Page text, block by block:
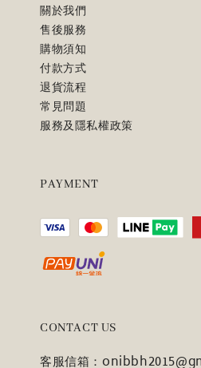
關於我們
售後服務
購物須知
付款方式
退貨流程
常見問題
服務及隱私權政策
PAYMENT
CONTACT US
客服信箱：